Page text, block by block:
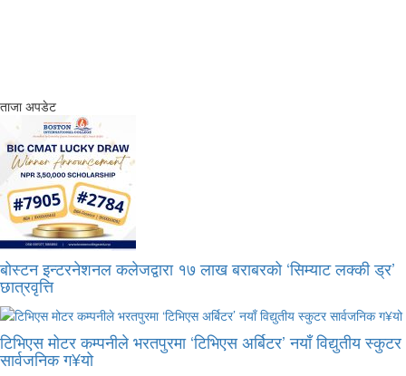
ताजा अपडेट
बोस्टन इन्टरनेशनल कलेजद्वारा १७ लाख बराबरको ‘सिम्याट लक्की ड्र’
छात्रवृत्ति
टिभिएस मोटर कम्पनीले भरतपुरमा ‘टिभिएस अर्बिटर’ नयाँ विद्युतीय स्कुटर
सार्वजनिक ग¥यो